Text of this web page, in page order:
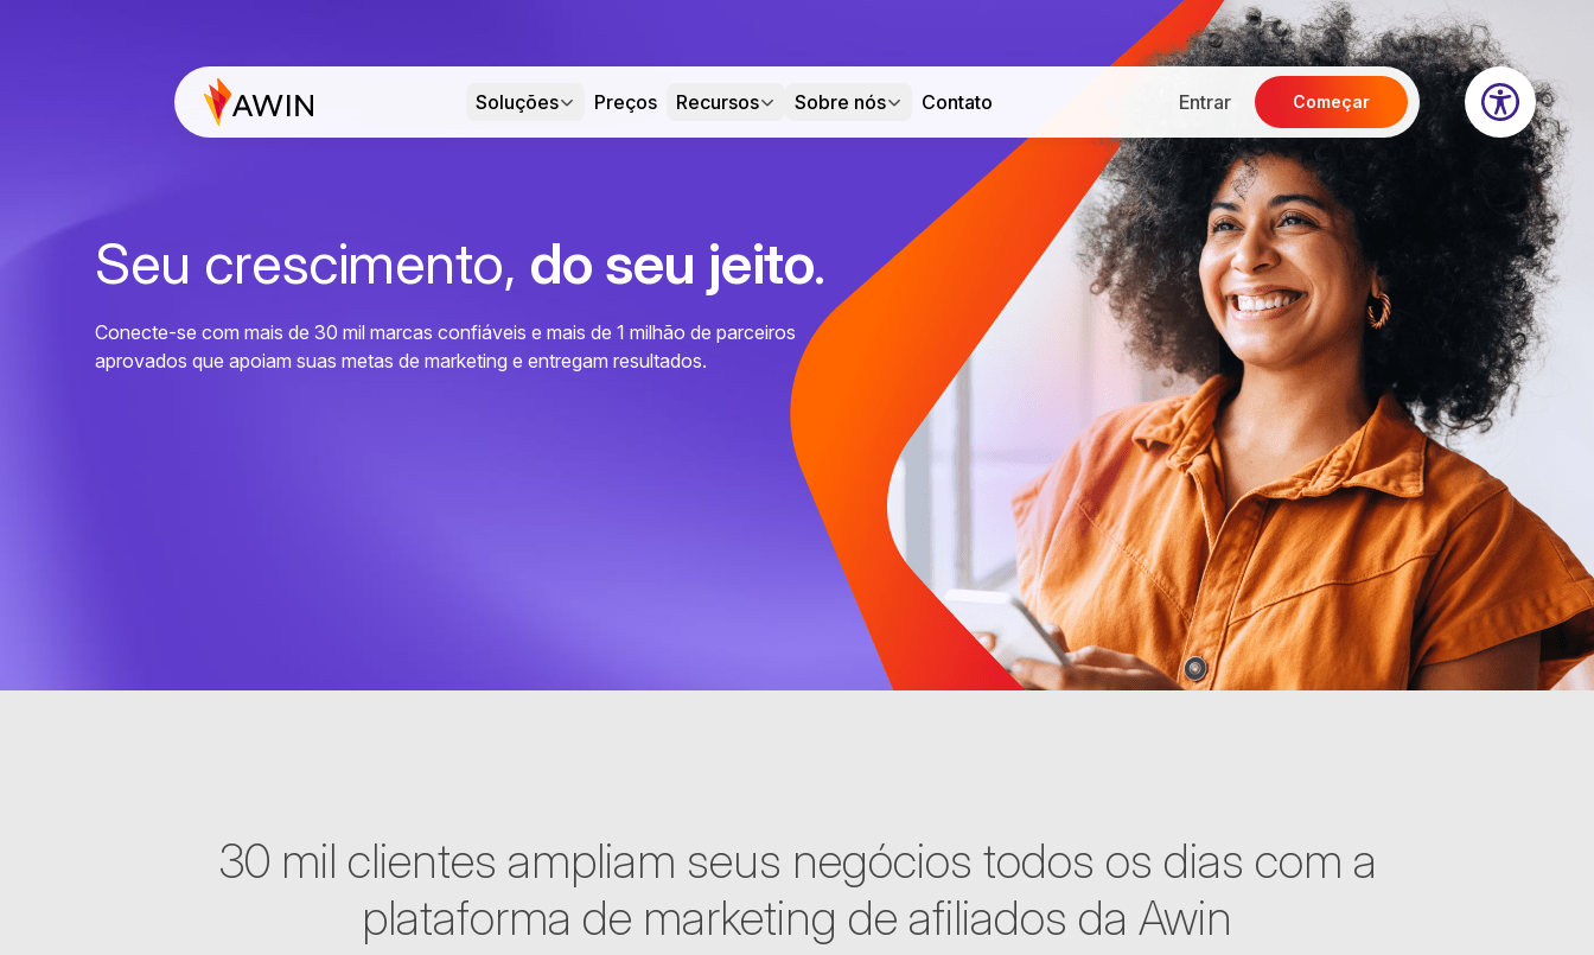
Soluções Preços Recursos Sobre nós Contato Entrar Começar
Seu crescimento, do seu jeito.
Conecte-se com mais de 30 mil marcas confiáveis e mais de 1 milhão de parceiros
aprovados que apoiam suas metas de marketing e entregam resultados.
30 mil clientes ampliam seus negócios todos os dias com a
plataforma de marketing de afiliados da Awin